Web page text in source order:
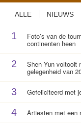
ALLE NIEUWS
1 Foto’s van de
continenten heen
2 Shen Yun voltooit
gelegenheid van
3 Gefeliciteerd met
4 Artiesten met een